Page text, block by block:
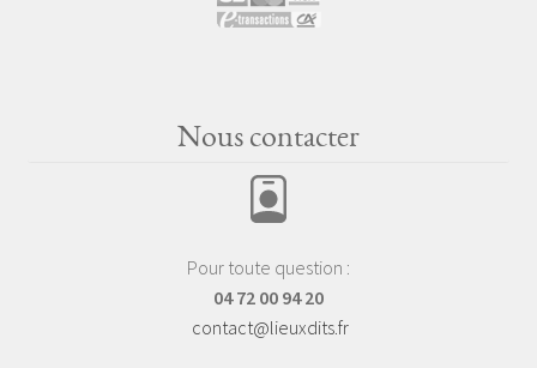
Nous contacter
Pour toute question :
04 72 00 94 20
contact@lieuxdits.fr